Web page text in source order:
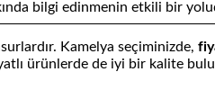
bilgi edinmenin etkili bir
Kamelya seçiminizde,
ürünlerde de iyi bir kalite